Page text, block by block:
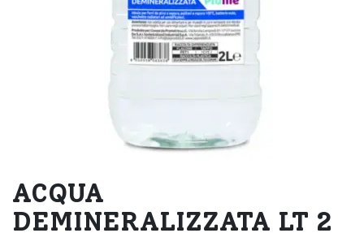
ACQUA
DEMINERALIZZATA LT 2